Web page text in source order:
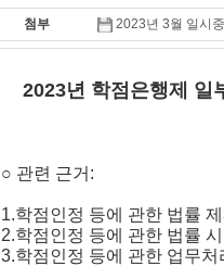
첨부 2023년 3월 일시
2023년 학점은행제 일
○ 관련 근거:
1.학점인정 등에 관한 법률
2.학점인정 등에 관한 법률
3.학점인정 등에 관한 업무